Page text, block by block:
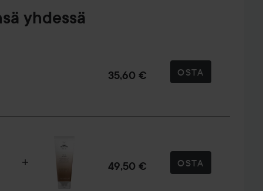
yhdessä
35,60 € OSTA
49,50 € OSTA